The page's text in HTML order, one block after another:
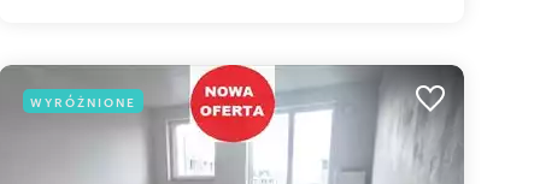
WYRÓŻNIONE